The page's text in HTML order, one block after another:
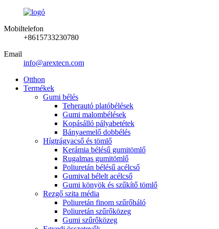
Mobiltelefon
+8615733230780
Email
info@arextecn.com
Otthon
Termékek
Gumi bélés
Teherautó platóbélések
Gumi malombélések
Kopásálló pályabetétek
Bányaemelő dobbélés
Hígtrágyacső és tömlő
Kerámia bélésű gumitömlő
Rugalmas gumitömlő
Poliuretán bélésű acélcső
Gumival bélelt acélcső
Gumi könyök és szűkítő tömlő
Rezgő szita média
Poliuretán finom szűrőháló
Poliuretán szűrőközeg
Gumi szűrőközeg